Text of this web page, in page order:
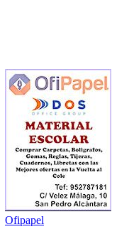
Ofipapel